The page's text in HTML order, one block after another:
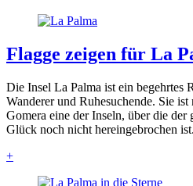
Flagge zeigen für La
Die Insel La Palma ist ein begehrtes
Wanderer und Ruhesuchende. Sie
Gomera eine der Inseln, über die der
Glück noch nicht hereingebrochen ist.
+